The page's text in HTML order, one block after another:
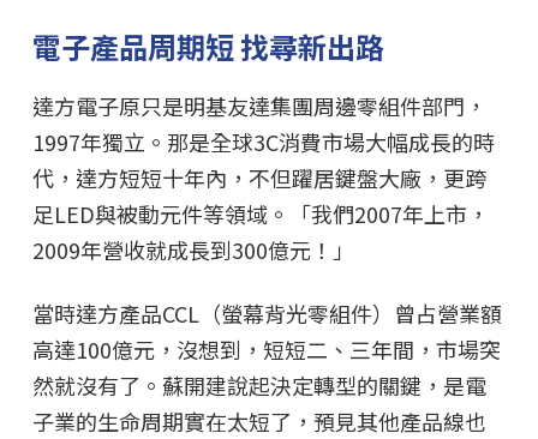
電子產品周期短 找尋新出路
達方電子原只是明基友達集團周邊零組件部門，
1997年獨立。那是全球3C消費市場大幅成長的時
代，達方短短十年內，不但躍居鍵盤大廠，更跨
足LED與被動元件等領域。「我們2007年上市，
2009年營收就成長到300億元！」
當時達方產品CCL（螢幕背光零組件）曾占營業額
高達100億元，沒想到，短短二、三年間，市場突
然就沒有了。蘇開建說起決定轉型的關鍵，是電
子業的生命周期實在太短了，預見其他產品線也